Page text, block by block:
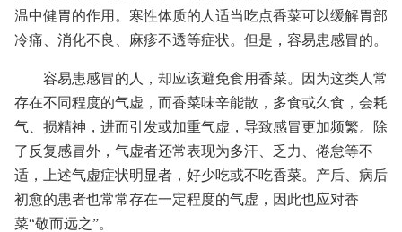
温中健胃的作用。寒性体质的人适当吃点香菜可以缓解胃部
冷痛、消化不良、麻疹不透等症状。但是，容易患感冒的。
容易患感冒的人，却应该避免食用香菜。因为这类人常
存在不同程度的气虚，而香菜味辛能散，多食或久食，会耗
气、损精神，进而引发或加重气虚，导致感冒更加频繁。除
了反复感冒外，气虚者还常表现为多汗、乏力、倦怠等不
适，上述气虚症状明显者，好少吃或不吃香菜。产后、病后
初愈的患者也常常存在一定程度的气虚，因此也应对香
菜“敬而远之”。